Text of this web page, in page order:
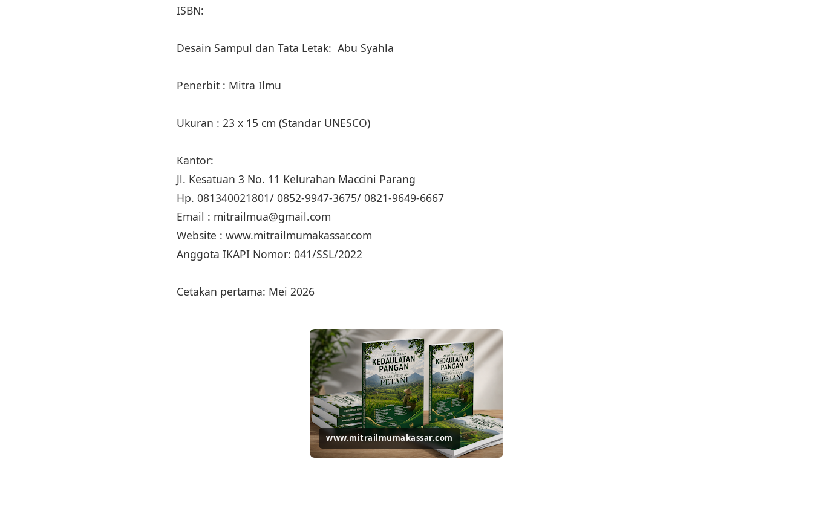
ISBN:
Desain Sampul dan Tata Letak: Abu Syahla
Penerbit : Mitra Ilmu
Ukuran : 23 x 15 cm (Standar UNESCO)
Kantor:
Jl. Kesatuan 3 No. 11 Kelurahan Maccini Parang
Hp. 081340021801/ 0852-9947-3675/ 0821-9649-6667
Email : mitrailmua@gmail.com
Website : www.mitrailmumakassar.com
Anggota IKAPI Nomor: 041/SSL/2022
Cetakan pertama: Mei 2026
www.mitrailmumakassar.com